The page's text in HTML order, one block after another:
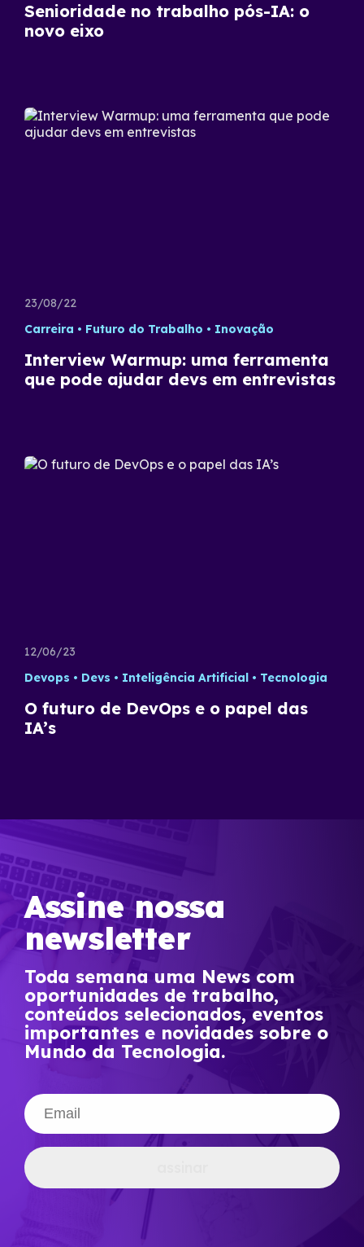
Senioridade no trabalho pós-IA: o
novo eixo
23/08/22
Carreira
Futuro do Trabalho Inovação
Interview Warmup: uma ferramenta
que pode ajudar devs em entrevistas
12/06/23
Devops
Devs Inteligência Artificial Tecnologia
O futuro de DevOps e o papel das
IA’s
Assine nossa
newsletter
Toda semana uma News com
oportunidades de trabalho,
conteúdos selecionados, eventos
importantes e novidades sobre o
Mundo da Tecnologia.